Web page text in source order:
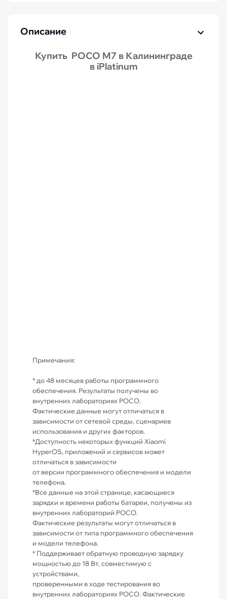
Описание
Купить POCO M7 в Калининграде
в iPlatinum
Примечания:
* до 48 месяцев работы программного
обеспечения. Результаты получены во
внутренних лабораториях POCO.
Фактические данные могут отличаться в
зависимости от сетевой среды, сценариев
использования и других факторов.
*Доступность некоторых функций Xiaomi
HyperOS, приложений и сервисов может
отличаться в зависимости
от версии программного обеспечения и модели
телефона.
*Все данные на этой странице, касающиеся
зарядки и времени работы батареи, получены из
внутренних лабораторий POCO.
Фактические результаты могут отличаться в
зависимости от типа программного обеспечения
и модели телефона.
* Поддерживает обратную проводную зарядку
мощностью до 18 Вт, совместимую с
устройствами,
проверенными в ходе тестирования во
внутренних лабораториях POCO. Фактические